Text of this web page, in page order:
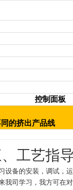
控制面板
的挤出产品线
工艺指
备的安装，调试，
司学习，我方可在